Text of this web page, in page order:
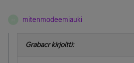
mitenmodeemiauki
Grabacr kirjoitti: